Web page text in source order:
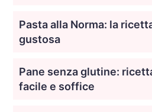
Pasta alla Norma: la
gustosa
Pane senza glutine:
facile e soffice